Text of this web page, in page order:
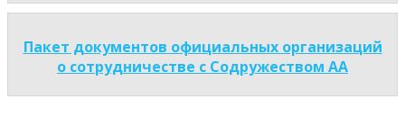
Пакет документов официальных организаций
о сотрудничестве с Содружеством АА